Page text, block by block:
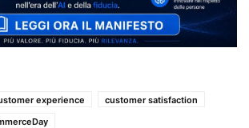
experience
customer satisfaction